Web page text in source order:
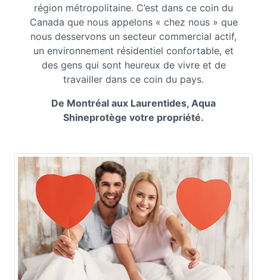
région métropolitaine. C’est dans ce coin du
Canada que nous appelons « chez nous » que
nous desservons un secteur commercial actif,
un environnement résidentiel confortable, et
des gens qui sont heureux de vivre et de
travailler dans ce coin du pays.
De Montréal aux Laurentides, Aqua
Shineprotège votre propriété.